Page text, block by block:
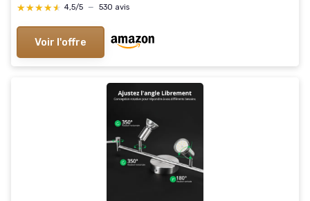
Telecommande APP Dimmable,Lampe Lustre pour
★★★★★
★★★★★ 4,5/5 — 530 avis
Voir l'offre